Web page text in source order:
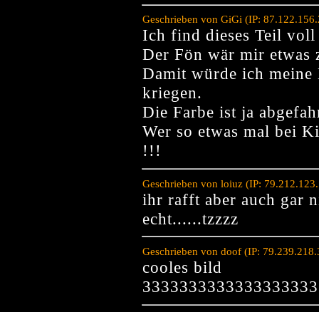
Geschrieben von GiGi (IP:
Ich find dieses Teil
Der Fön wär mir etwas
Damit würde ich meine
kriegen.
Die Farbe ist ja
Wer so etwas mal bei
!!!
Geschrieben von loiuz (IP:
ihr rafft aber auch gar
echt......tzzzz
Geschrieben von doof (IP:
cooles bild